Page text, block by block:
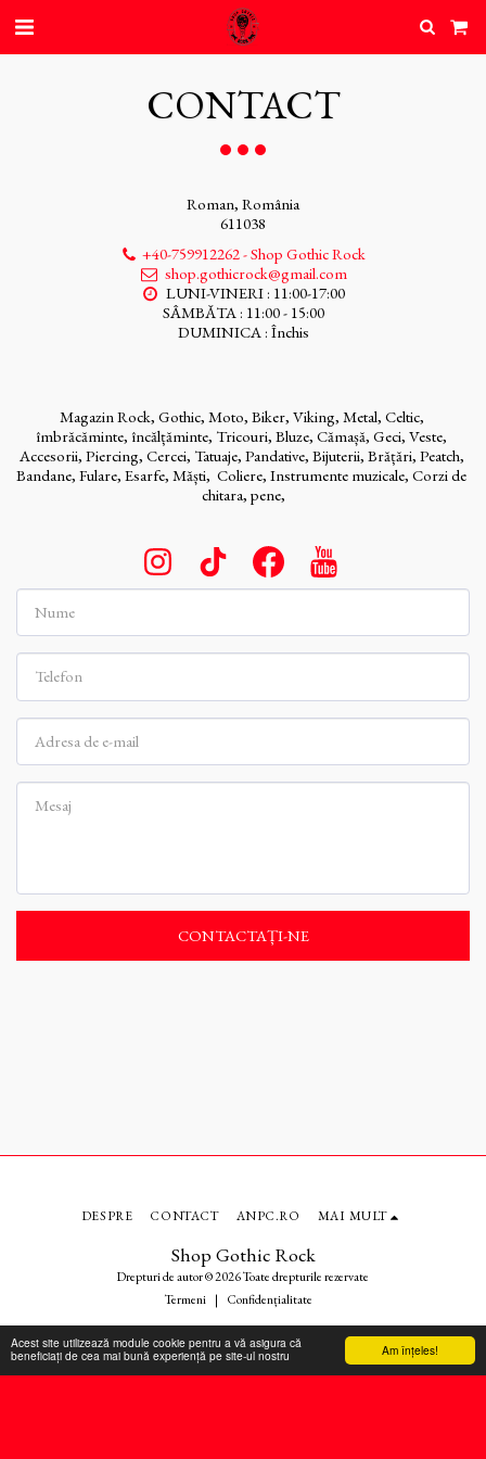
Am înţeles!
Acest site utilizează module cookie pentru a vă asigura că
beneficiați de cea mai bună experiență pe site-ul nostru
CONTACT
Roman, România
611038
+40-759912262-Shop Gothic Rock
shop.gothicrock@gmail.com
LUNI-VINERI : 11:00-17:00
SÂMBĂTA : 11:00 - 15:00
DUMINICA : Închis
Magazin Rock, Gothic, Moto, Biker, Viking, Metal, Celtic,
îmbrăcăminte, încălțăminte, Tricouri, Bluze, Cămașă, Geci, Veste,
Accesorii, Piercing, Cercei, Tatuaje, Pandative, Bijuterii, Brățări, Peatch,
Bandane, Fulare, Esarfe, Măști,  Coliere, Instrumente muzicale, Corzi de
chitara, pene,
CONTACTAȚI-NE
Shop Gothic Rock
Drepturi de autor © 2026 Toate drepturile rezervate
Termeni | Confidențialitate
DESPRE CONTACT ANPC.RO MAI MULT